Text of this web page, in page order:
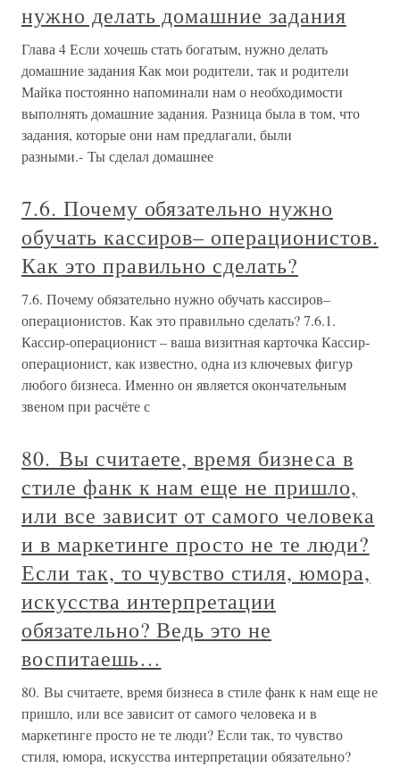
нужно делать домашние задания
Глава 4 Если хочешь стать богатым, нужно делать
домашние задания Как мои родители, так и родители
Майка постоянно напоминали нам о необходимости
выполнять домашние задания. Разница была в том, что
задания, которые они нам предлагали, были
разными.- Ты сделал домашнее
7.6. Почему обязательно нужно
обучать кассиров– операционистов.
Как это правильно сделать?
7.6. Почему обязательно нужно обучать кассиров–
операционистов. Как это правильно сделать? 7.6.1.
Кассир-операционист – ваша визитная карточка Кассир-
операционист, как известно, одна из ключевых фигур
любого бизнеса. Именно он является окончательным
звеном при расчёте с
80. Вы считаете, время бизнеса в
стиле фанк к нам еще не пришло,
или все зависит от самого человека
и в маркетинге просто не те люди?
Если так, то чувство стиля, юмора,
искусства интерпретации
обязательно? Ведь это не
воспитаешь…
80. Вы считаете, время бизнеса в стиле фанк к нам еще не
пришло, или все зависит от самого человека и в
маркетинге просто не те люди? Если так, то чувство
стиля, юмора, искусства интерпретации обязательно?